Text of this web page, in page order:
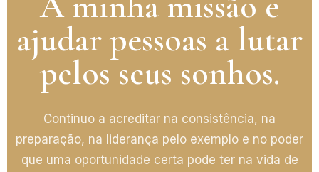
ajudar pessoas a lutar
pelos seus sonhos.
Continuo a acreditar na consistência, na
preparação, na liderança pelo exemplo e no poder
que uma oportunidade certa pode ter na vida de